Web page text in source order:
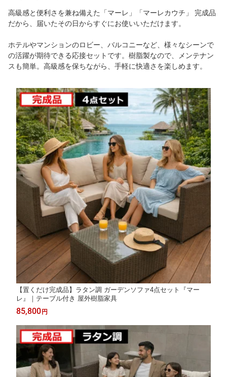
高級感と便利さを兼ね備えた「マーレ」「マーレカウチ」 完成品
だから、届いたその日からすぐにお使いいただけます。
ホテルやマンションのロビー、バルコニーなど、様々なシーンで
の活躍が期待できる応接セットです。樹脂製なので、メンテナン
スも簡単。高級感を保ちながら、手軽に快適さを楽しめます。
【置くだけ完成品】ラタン調 ガーデンソファ4点セット『マー
レ』｜テーブル付き 屋外樹脂家具
85,800 円